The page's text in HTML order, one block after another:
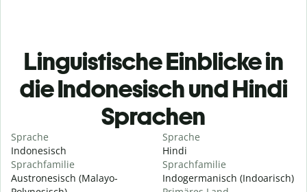
Linguistische Einblicke in
die Indonesisch und Hindi
Sprachen
Sprache
Indonesisch
Sprachfamilie
Austronesisch (Malayo-
Sprache
Hindi
Sprachfamilie
Indogermanisch (Indoarisch)